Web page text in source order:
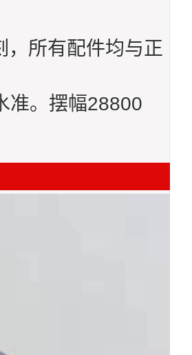
，所有配件均与正
准。摆幅28800